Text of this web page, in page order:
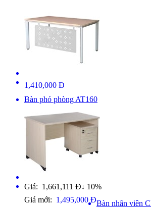
1,410,000 Đ
Bàn phó phòng AT160
Giá: 1,661,111 Đ ↓ 10%
Giá mới: 1,495,000 ĐBàn nhân viên